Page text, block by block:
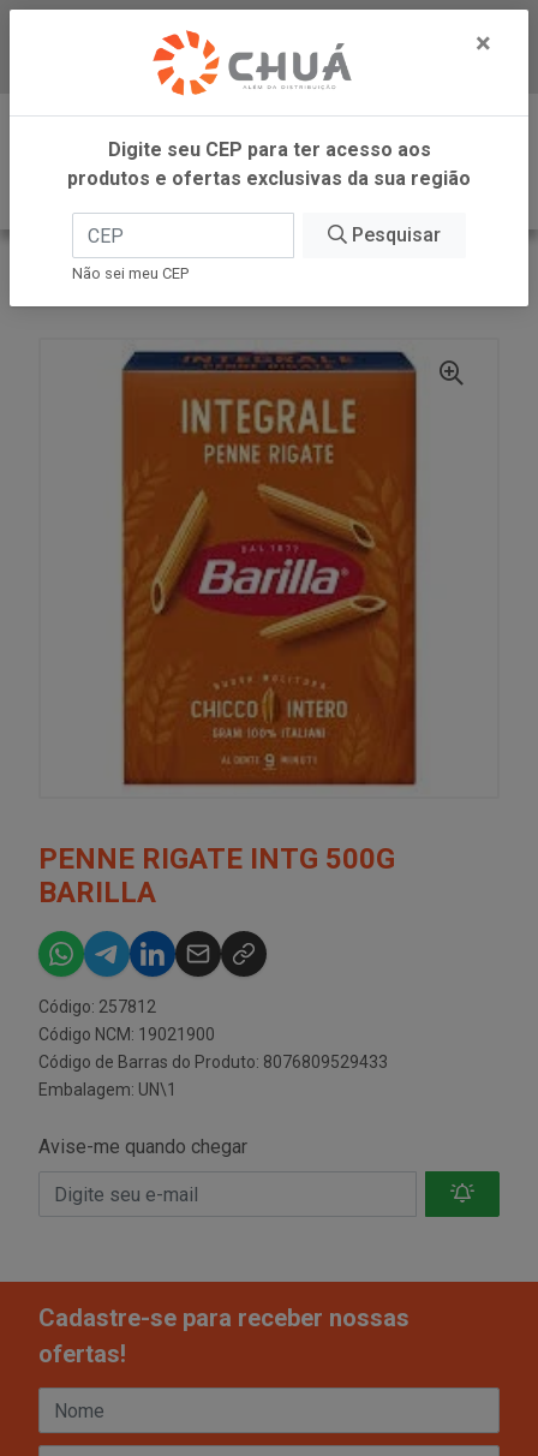
Baixe já nosso APP
0
INÍCIO
BARILLA
PENNE RIGATE INTG 500G
BARILLA
Código: 257812
Código NCM: 19021900
Código de Barras do Produto: 8076809529433
Embalagem: UN\1
Avise-me quando chegar
Cadastre-se para receber nossas
ofertas!
×
Digite seu CEP para ter acesso aos
produtos e ofertas exclusivas da sua região
Pesquisar
Não sei meu CEP